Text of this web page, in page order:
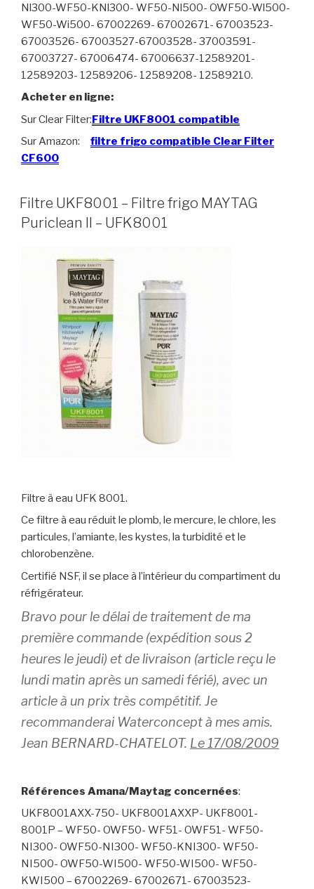
Nl300-WF50-KNl300- WF50-Nl500- OWF50-Wl500-
WF50-Wi500- 67002269- 67002671- 67003523-
67003526- 67003527-67003528- 37003591-
67003727- 67006474- 67006637-12589201-
12589203- 12589206- 12589208- 12589210.
Acheter en ligne:
Sur Clear Filter:Filtre UKF8001 compatible
Sur Amazon: filtre frigo compatible Clear Filter
CF600
Filtre UKF8001 – Filtre frigo MAYTAG
Puriclean II – UFK8001
Filtre à eau UFK 8001.
Ce filtre à eau réduit le plomb, le mercure, le chlore, les
particules, l’amiante, les kystes, la turbidité et le
chlorobenzène.
Certifié NSF, il se place à l’intérieur du compartiment du
réfrigérateur.
Bravo pour le délai de traitement de ma
première commande (expédition sous 2
heures le jeudi) et de livraison (article reçu le
lundi matin après un samedi férié), avec un
article à un prix très compétitif. Je
recommanderai Waterconcept à mes amis.
Jean BERNARD-CHATELOT. Le 17/08/2009
Références Amana/Maytag concernées:
UKF8001AXX-750- UKF8001AXXP- UKF8001-
8001P – WF50- OWF50- WF51- OWF51- WF50-
NI300- OWF50-NI300- WF50-KNI300- WF50-
NI500- OWF50-WI500- WF50-WI500- WF50-
KWI500 – 67002269- 67002671- 67003523-